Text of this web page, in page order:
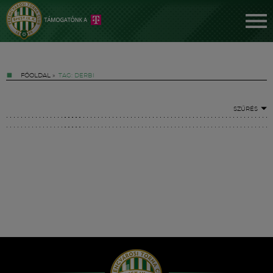
FŐOLDAL » TAG: DERBI
SZŰRÉS
Hírek